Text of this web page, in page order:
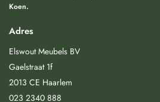
Koen.
Adres
Elswout Meubels BV
Gaelstraat 1f
2013 CE Haarlem
023 2340 888